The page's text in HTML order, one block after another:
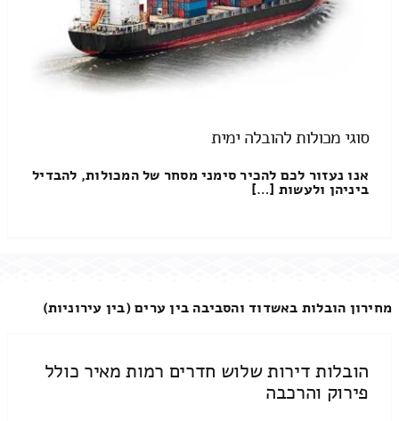
סוגי מכולות להובלה ימית
אנו נעזור לכם להכיר סימני מסחר של המכולות, להבדיל
ביניהן ולעשות […]
מחירון הובלות באשדוד והסביבה בין ערים (בין עירוניות)
הובלות דירות שלוש חדרים רמות מאיר כולל
פירוק והרכבה